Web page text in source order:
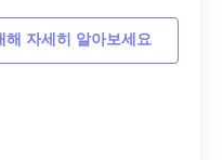
해 자세히 알아보세요